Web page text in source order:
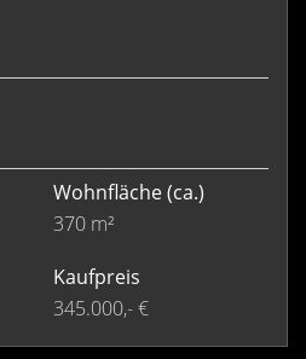
Wohnfläche(ca.)
370 m²
Kaufpreis
345.000,- €